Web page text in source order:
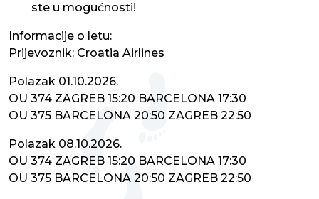
ste u mogućnosti!
Informacije o letu:
Prijevoznik: Croatia Airlines
Polazak 01.10.2026.
OU 374 ZAGREB 15:20 BARCELONA 17:30
OU 375 BARCELONA 20:50 ZAGREB 22:50
Polazak 08.10.2026.
OU 374 ZAGREB 15:20 BARCELONA 17:30
OU 375 BARCELONA 20:50 ZAGREB 22:50